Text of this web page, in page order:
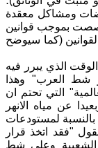
ومشاكل معقدة
بموجب قوانين
(كما سيوضح
الذي يبرر فيه
شط العرب" وهذا
التي تحتم ان
عن مياه الانهر
لمستودعات
"فقد اتخذ قرار
وعلى شط